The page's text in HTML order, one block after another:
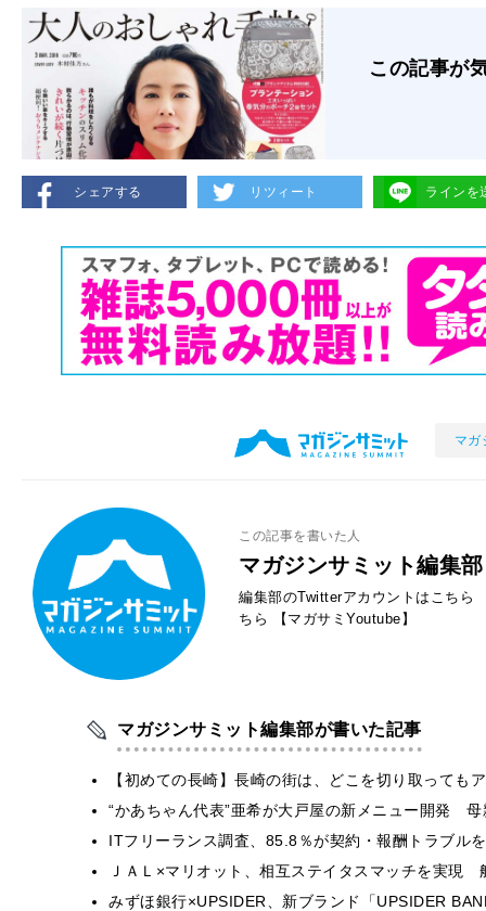
この記事が
シェアする リツィート ラインを
マガ
この記事を書いた人
マガジンサミット編集部
編集部のTwitterアカウントはこちら
ちら
【マガサミYoutube】
マガジンサミット編集部が書いた記事
【初めての長崎】長崎の街は、どこを切り取って
“かあちゃん代表”亜希が大戸屋の新メニュー開発
ITフリーランス調査、85.8％が契約・報酬トラブ
ＪＡＬ×マリオット、相互ステイタスマッチを実
みずほ銀行×UPSIDER、新ブランド「UPSIDER